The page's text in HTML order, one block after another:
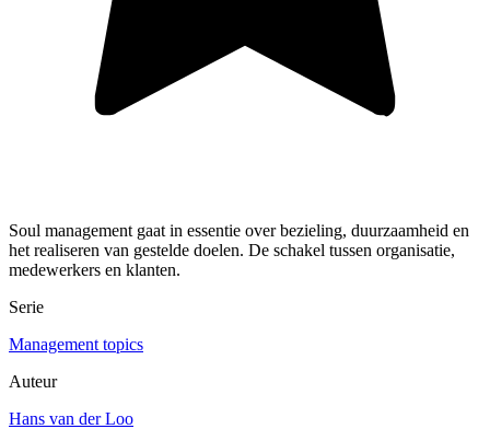
Soul management gaat in essentie over bezieling, duurzaamheid en
het realiseren van gestelde doelen. De schakel tussen organisatie,
medewerkers en klanten.
Serie
Management topics
Auteur
Hans van der Loo